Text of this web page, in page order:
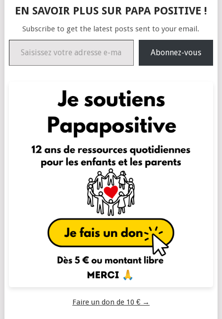
EN SAVOIR PLUS SUR PAPA POSITIVE !
Subscribe to get the latest posts sent to your email.
Saisissez votre adresse e-mail…
Abonnez-vous
Faire un don de 10 € →